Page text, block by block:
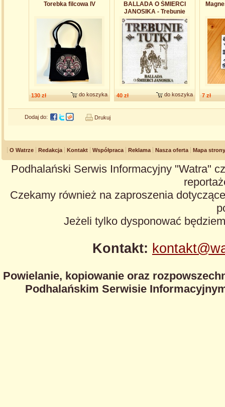
Torebka filcowa IV
130 zł do koszyka
BALLADA O ŚMIERCI
JANOSIKA - Trebunie
Tutki
40 zł do koszyka 7 zł
Dodaj do: Drukuj
O Watrze Redakcja Kontakt Współpraca Reklama Nasza oferta Mapa strony
Podhalański Serwis Informacyjny "Watra"
Czekamy również na zaproszenia
Jeżeli tylko dysponować
Kontakt:
Powielanie, kopiowanie oraz
Podhalańskim Serwisie